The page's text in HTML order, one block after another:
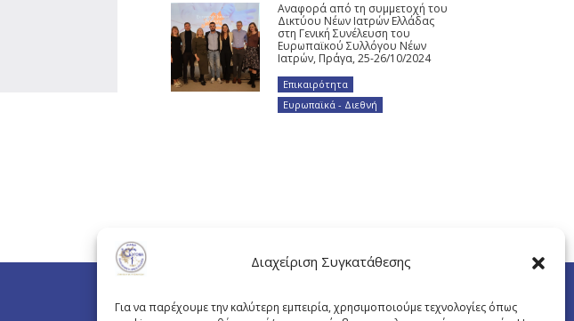
Διαχείριση Συγκατάθεσης
Για να παρέχουμε την καλύτερη εμπειρία, χρησιμοποιούμε τεχνολογίες όπως
Αναφορά από τη συμμετοχή του
Δικτύου Νέων Ιατρών Ελλάδας
στη Γενική Συνέλευση του
Ευρωπαϊκού Συλλόγου Νέων
Ιατρών, Πράγα, 25-26/10/2024
Επικαιρότητα
Ευρωπαϊκά - Διεθνή